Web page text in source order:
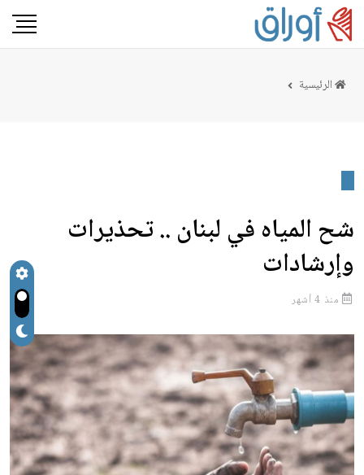
الرئيسية
شح المياه في لبنان .. تحذيرات
وإرشادات
منذ 4 أشهر